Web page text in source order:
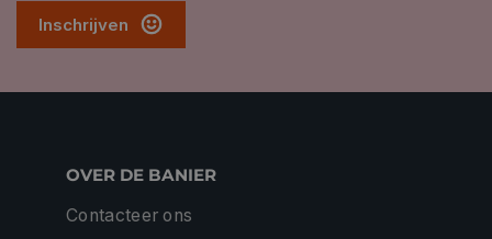
Inschrijven
OVER DE BANIER
Contacteer ons